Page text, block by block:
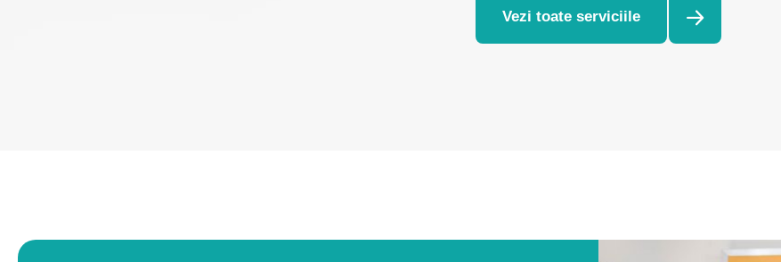
Vezi toate serviciile